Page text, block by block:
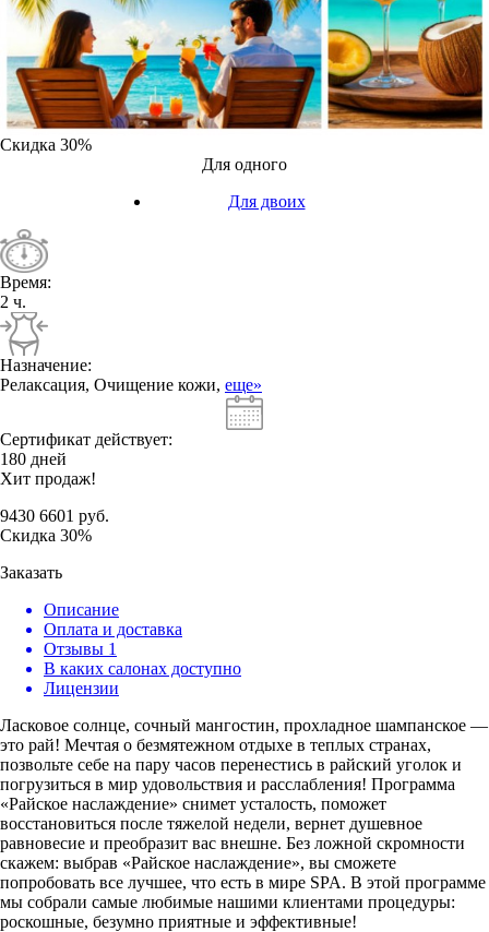
Скидка 30%
Для одного
Для двоих
Время:
2 ч.
Назначение:
Релаксация, Очищение кожи, еще»
Сертификат действует:
180 дней
Хит продаж!
9430 6601 руб.
Скидка 30%
Заказать
Описание
Оплата и доставка
Отзывы 1
В каких салонах доступно
Лицензии
Ласковое солнце, сочный мангостин, прохладное шампанское —
это рай! Мечтая о безмятежном отдыхе в теплых странах,
позвольте себе на пару часов перенестись в райский уголок и
погрузиться в мир удовольствия и расслабления! Программа
«Райское наслаждение» снимет усталость, поможет
восстановиться после тяжелой недели, вернет душевное
равновесие и преобразит вас внешне. Без ложной скромности
скажем: выбрав «Райское наслаждение», вы сможете
попробовать все лучшее, что есть в мире SPA. В этой программе
мы собрали самые любимые нашими клиентами процедуры:
роскошные, безумно приятные и эффективные!